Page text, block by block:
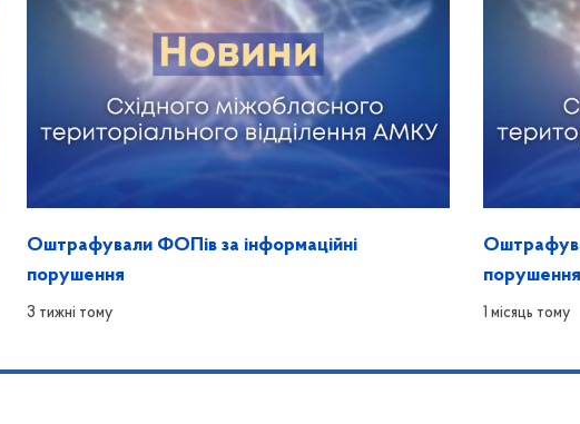
Оштрафували ФОПів за інформаційні
порушення
3 тижні тому
порушення
1 місяць тому